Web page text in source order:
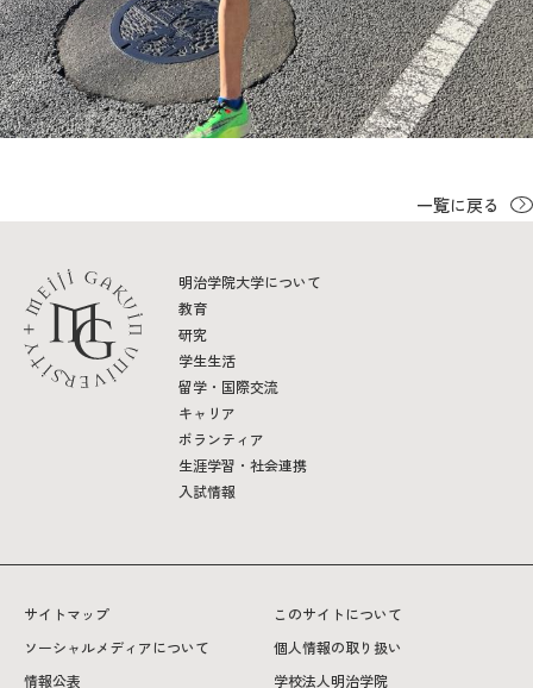
お問合わせ 取材・撮影 資料請求
一覧に戻る
明治学院大学について
教育
研究
学生生活
留学・国際交流
キャリア
ボランティア
生涯学習・社会連携
入試情報
サイトマップ
このサイトについて
ソーシャルメディアについて
個人情報の取り扱い
情報公表
学校法人明治学院